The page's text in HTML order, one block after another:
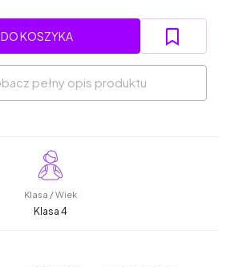
KOSZYKA
pełny opis produktu
Klasa / Wiek
Klasa 4